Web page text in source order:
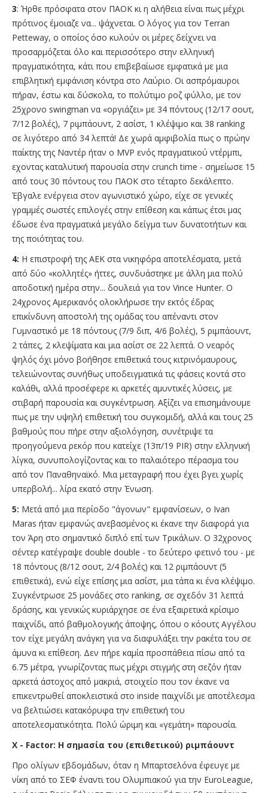
3: Ήρθε πρόσφατα στον ΠΑΟΚ κι η αλήθεια είναι πως μέχρι
πρότινος έμοιαζε να... ψάχνεται. Ο λόγος για τον Terran
Petteway, ο οποίος όσο κυλούν οι μέρες δείχνει να
προσαρμόζεται όλο και περισσότερο στην ελληνική
πραγματικότητα, κάτι που επιβεβαίωσε εμφατικά με μια
επιβλητική εμφάνιση κόντρα στο Λαύριο. Οι ασπρόμαυροι
πήραν, έστω και δύσκολα, το πολύτιμο ροζ φύλλο, με τον
25χρονο swingman να «οργιάζει» με 34 πόντους (12/17 σουτ,
7/12 βολές), 7 ριμπάουντ, 2 ασίστ, 1 κλέψιμο και 38 ranking
σε λιγότερο από 34 λεπτά! Δε χωρά αμφιβολία πως ο πρώην
παίκτης της Ναντέρ ήταν ο MVP ενός πραγματικού ντέρμπι,
εχοντας καταλυτική παρουσία στην crunch time - σημείωσε 15
από τους 30 πόντους του ΠΑΟΚ στο τέταρτο δεκάλεπτο.
Έβγαλε ενέργεια στον αγωνιστικό χώρο, είχε σε γενικές
γραμμές σωστές επιλογές στην επίθεση και κάπως έτσι μας
έδωσε ένα πραγματικά μεγάλο δείγμα των δυνατοτήτων και
της ποιότητας του.
4: Η επιστροφή της ΑΕΚ στα νικηφόρα αποτελέσματα, μετά
από δύο «κολλητές» ήττες, συνδυάστηκε με άλλη μια πολύ
αποδοτική ημέρα στην... δουλειά για τον Vince Hunter. Ο
24χρονος Αμερικανός ολοκλήρωσε την εκτός έδρας
επικίνδυνη αποστολή της ομάδας του απέναντι στον
Γυμναστικό με 18 πόντους (7/9 διπ, 4/6 βολές), 5 ριμπάουντ,
2 τάπες, 2 κλεψίματα και μια ασίστ σε 22 λεπτά. Ο νεαρός
ψηλός όχι μόνο βοήθησε επιθετικά τους κιτρινόμαυρους,
τελειώνοντας συνήθως υποδειγματικά τις φάσεις κοντά στο
καλάθι, αλλά προσέφερε κι αρκετές αμυντικές λύσεις, με
στιβαρή παρουσία και συγκέντρωση. Αξίζει να επισημάνουμε
πως με την υψηλή επιθετική του συγκομιδή, αλλά και τους 25
βαθμούς που πήρε στην αξιολόγηση, συνέτριψε τα
προηγούμενα ρεκόρ που κατείχε (13π/19 PIR) στην ελληνική
λίγκα, συνυπολογίζοντας και το παλαιότερο πέρασμα του
από τον Παναθηναϊκό. Μια μεταγραφή που έχει βγει χωρίς
υπερβολή... λίρα εκατό στην Ένωση.
5: Μετά από μια περίοδο "άγονων" εμφανίσεων, ο Ivan
Maras ήταν εμφανώς ανεβασμένος κι έκανε την διαφορά για
τον Άρη στο σημαντικό διπλό επί των Τρικάλων. Ο 32χρονος
σέντερ κατέγραψε double double - το δεύτερο φετινό του - με
18 πόντους (8/12 σουτ, 2/4 βολές) και 12 ριμπάουντ (5
επιθετικά), ενώ είχε επίσης μια ασίστ, μια τάπα κι ένα κλέψιμο.
Συγκέντρωσε 25 μονάδες στο ranking, σε σχεδόν 31 λεπτά
δράσης, και γενικώς κυριάρχησε σε ένα εξαιρετικά κρίσιμο
παιχνίδι, από βαθμολογικής άποψης, όπου ο κόουτς Αγγέλου
τον είχε μεγάλη ανάγκη για να διαφυλάξει την ρακέτα του σε
άμυνα κι επίθεση. Δεν πήρε καμία προσπάθεια πίσω από τα
6.75 μέτρα, γνωρίζοντας πως μέχρι στιγμής στη σεζόν ήταν
αρκετά άστοχος από μακριά, στοιχείο που τον έκανε να
επικεντρωθεί αποκλειστικά στο inside παιχνίδι με αποτέλεσμα
να βελτιώσει κατακόρυφα την επιθετική του
αποτελεσματικότητα. Πολύ ώριμη και «γεμάτη» παρουσία.
X - Factor: Η σημασία του (επιθετικού) ριμπάουντ
Προ ολίγων εβδομάδων, όταν η Μπαρτσελόνα έφευγε με
νίκη από το ΣΕΦ έναντι του Ολυμπιακού για την EuroLeague,